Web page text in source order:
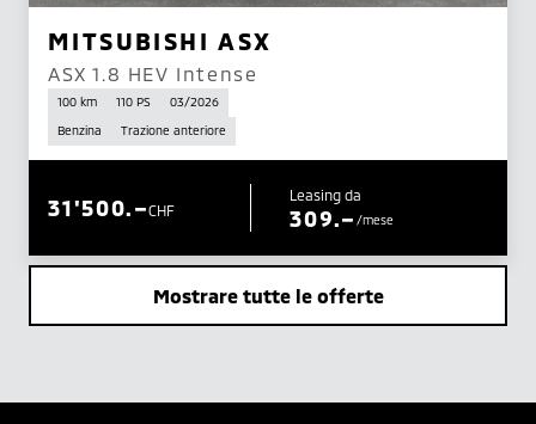
MITSUBISHI ASX
ASX 1.8 HEV Intense
100 km 110 PS
03/2026
Benzina
Trazione anteriore
CHF
31'500.– Leasing da
309.–/mese
Mostrare tutte le offerte